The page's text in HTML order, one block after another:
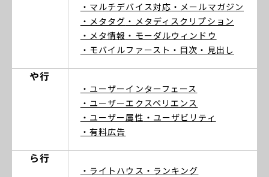
・マルチデバイス対応 ・メールマガジン
・メタタグ ・メタディスクリプション
・メタ情報 ・モーダルウィンドウ
・モバイルファースト ・目次 ・見出し
や行
・ユーザーインターフェース
・ユーザーエクスペリエンス
・ユーザー属性 ・ユーザビリティ
・有料広告
ら行
・ライトハウス ・ランキング